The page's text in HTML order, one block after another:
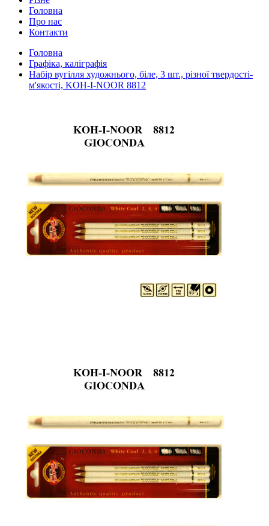
Головна
Про нас
Контакти
Головна
Графіка, каліграфія
Набір вугілля художнього, біле, 3 шт., різної твердості-
м'якості, KOH-I-NOOR 8812